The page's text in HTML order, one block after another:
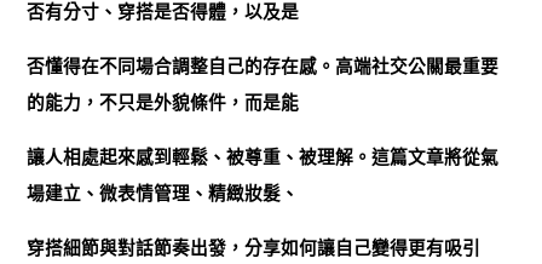
否有分寸、穿搭是否得體，以及是
否懂得在不同場合調整自己的存在感。高端社交公關最重要
的能力，不只是外貌條件，而是能
讓人相處起來感到輕鬆、被尊重、被理解。這篇文章將從氣
場建立、微表情管理、精緻妝髮、
穿搭細節與對話節奏出發，分享如何讓自己變得更有吸引